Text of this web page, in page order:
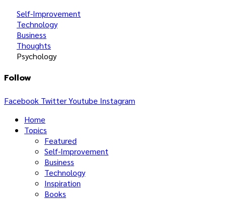
Self-Improvement
Technology
Business
Thoughts
Psychology
Follow
Facebook TwitterYoutube Instagram
Home
Topics
Featured
Self-Improvement
Business
Technology
Inspiration
Books